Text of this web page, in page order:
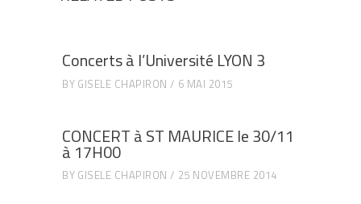
Concerts à l’Université LYON 3
BY GISELE CHAPIRON 6 MAI 2015
CONCERT à ST MAURICE le 30/11
à 17H00
BY GISELE CHAPIRON 25 NOVEMBRE 2014